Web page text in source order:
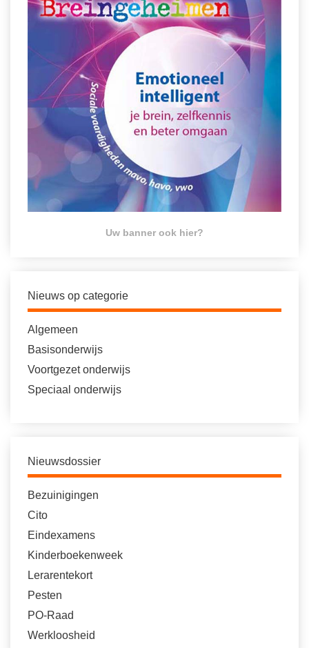
Uw banner ook hier?
Nieuws op categorie
Algemeen
Basisonderwijs
Voortgezet onderwijs
Speciaal onderwijs
Nieuwsdossier
Bezuinigingen
Cito
Eindexamens
Kinderboekenweek
Lerarentekort
Pesten
PO-Raad
Werkloosheid